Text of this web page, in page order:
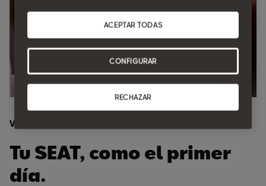
Ventajas
Tu SEAT, como el primer
día.
RECHAZAR
ACEPTAR TODAS
CONFIGURAR